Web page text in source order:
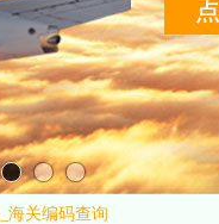
海关编码查询